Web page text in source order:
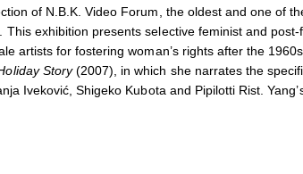
of N.B.K. Video Forum, the oldest and one of
exhibition presents selective feminist and
artists for fostering woman’s rights after the
Story(2007), in which she narrates the
Iveković, Shigeko Kubota and Pipilotti Rist.